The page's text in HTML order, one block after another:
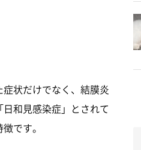
状だけでなく、結膜炎
和見感染症」とされて
です。